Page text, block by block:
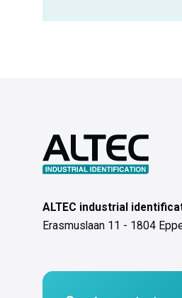
ALTEC industrial
Erasmuslaan 11 - 1804